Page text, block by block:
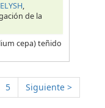
,
de la
cepa) teñido
5
Siguiente >